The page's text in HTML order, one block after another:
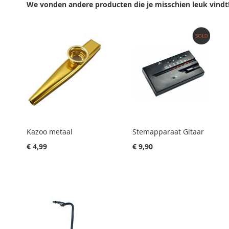
VERGELIJKEN
We vonden andere producten die je misschien leuk
Kazoo metaal
€ 4,99
Stemapparaat Gitaar
€ 9,90